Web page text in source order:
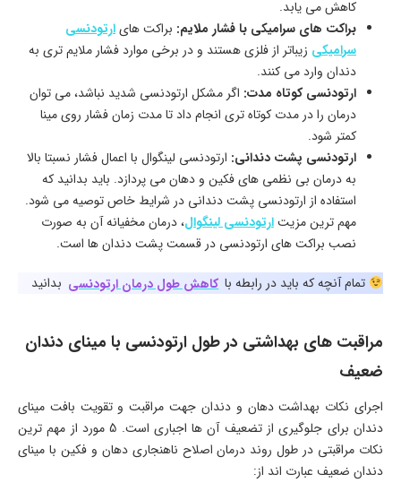
کاهش می یابد.
براکت های سرامیکی با فشار ملایم: براکت هایارتودنسی
سرامیکی زیباتر از فلزی هستند و در برخی موارد فشار ملایم تری به
دندان وارد می کنند.
ارتودنسی کوتاه مدت: اگر مشکل ارتودنسی شدید نباشد، می توان
درمان را در مدت کوتاه تری انجام داد تا مدت زمان فشار روی مينا
کمتر شود.
ارتودنسی پشت دندانی: ارتودنسی لینگوال با اعمال فشار نسبتا بالا
به درمان بی نظمی های فکین و دهان می پردازد. باید بدانید که
استفاده از ارتودنسی پشت دندانی در شرایط خاص توصیه می شود.
مهم ترین مزیتارتودنسی لینگوال، درمان مخفیانه آن به صورت
نصب براکت های ارتودنسی در قسمت پشت دندان ها است.
تمام آنچه که باید در رابطه با کاهش طول درمان ارتودنسی بدانید
مراقبت های بهداشتی در طول ارتودنسی با مینای دندان
ضعیف
اجرای نکات بهداشت دهان و دندان جهت مراقبت و تقویت بافت مینای
دندان برای جلوگیری از تضعیف آن ها اجباری است. 5 مورد از مهم ترین
نکات مراقبتی در طول روند درمان اصلاح ناهنجاری دهان و فکین با مینای
دندان ضعیف عبارت اند از: